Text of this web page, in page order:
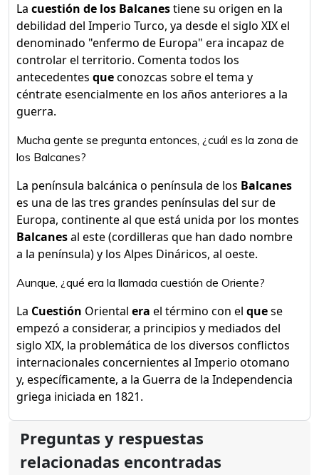
La cuestión de los Balcanestiene su origen en la
debilidad del Imperio Turco, ya desde el siglo XIX el
denominado "enfermo de Europa" era incapaz de
controlar el territorio. Comenta todos los
antecedentes queconozcas sobre el tema y
céntrate esencialmente en los años anteriores a la
guerra.
Mucha gente se pregunta entonces, ¿cuál es la zona de
los Balcanes?
La península balcánica o península de los Balcanes
es una de las tres grandes penínsulas del sur de
Europa, continente al que está unida por los montes
Balcanesal este (cordilleras que han dado nombre
a la península) y los Alpes Dináricos, al oeste.
Aunque, ¿qué era la llamada cuestión de Oriente?
La Cuestión Oriental era el término con el quese
empezó a considerar, a principios y mediados del
siglo XIX, la problemática de los diversos conflictos
internacionales concernientes al Imperio otomano
y, específicamente, a la Guerra de la Independencia
griega iniciada en 1821.
Preguntas y respuestas
relacionadas encontradas